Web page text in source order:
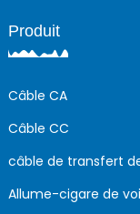
Produit
Câble CA
Câble CC
câble de transfert
Allume-cigare de